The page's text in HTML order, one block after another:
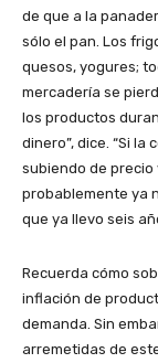
de que a la
sólo el pan. Los
quesos, yogures;
mercadería se
los productos
dinero”, dice. “Si la
subiendo de precio
probablemente ya
que ya llevo seis
Recuerda cómo
inflación de
demanda. Sin
arremetidas de